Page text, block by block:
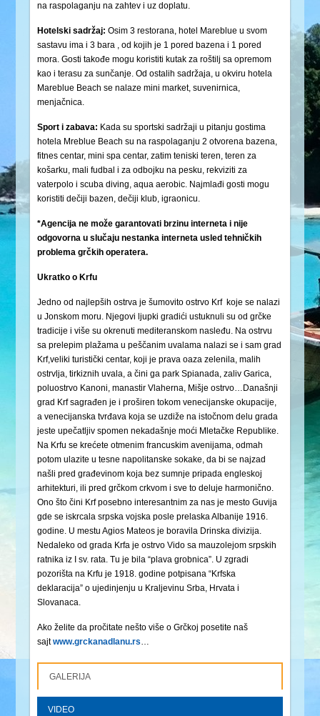
na raspolaganju na zahtev i uz doplatu.
Hotelski sadržaj: Osim 3 restorana, hotel Mareblue u svom
sastavu ima i 3 bara , od kojih je 1 pored bazena i 1 pored
mora. Gosti takođe mogu koristiti kutak za roštilj sa opremom
kao i terasu za sunčanje. Od ostalih sadržaja, u okviru hotela
Mareblue Beach se nalaze mini market, suvenirnica,
menjačnica.
Sport i zabava: Kada su sportski sadržaji u pitanju gostima
hotela Mreblue Beach su na raspolaganju 2 otvorena bazena,
fitnes centar, mini spa centar, zatim teniski teren, teren za
košarku, mali fudbal i za odbojku na pesku, rekviziti za
vaterpolo i scuba diving, aqua aerobic. Najmlađi gosti mogu
koristiti dečiji bazen, dečiji klub, igraonicu.
*Agencija ne može garantovati brzinu interneta i nije
odgovorna u slučaju nestanka interneta usled tehničkih
problema grčkih operatera.
Ukratko o Krfu
Jedno od najlepših ostrva je šumovito ostrvo Krf koje se nalazi
u Jonskom moru. Njegovi ljupki gradići ustuknuli su od grčke
tradicije i više su okrenuti mediteranskom nasleđu. Na ostrvu
sa prelepim plažama u peščanim uvalama nalazi se i sam grad
Krf,veliki turistički centar, koji je prava oaza zelenila, malih
ostrvlja, tirkiznih uvala, a čini ga park Spianada, zaliv Garica,
poluostrvo Kanoni, manastir Vlaherna, Mišje ostrvo…Današnji
grad Krf sagrađen je i proširen tokom venecijanske okupacije,
a venecijanska tvrđava koja se uzdiže na istočnom delu grada
jeste upečatljiv spomen nekadašnje moći Mletačke Republike.
Na Krfu se krećete otmenim francuskim avenijama, odmah
potom ulazite u tesne napolitanske sokake, da bi se najzad
našli pred građevinom koja bez sumnje pripada engleskoj
arhitekturi, ili pred grčkom crkvom i sve to deluje harmonično.
Ono što čini Krf posebno interesantnim za nas je mesto Guvija
gde se iskrcala srpska vojska posle prelaska Albanije 1916.
godine. U mestu Agios Mateos je boravila Drinska divizija.
Nedaleko od grada Krfa je ostrvo Vido sa mauzolejom srpskih
ratnika iz I sv. rata. Tu je bila “plava grobnica”. U zgradi
pozorišta na Krfu je 1918. godine potpisana “Krfska
deklaracija” o ujedinjenju u Kraljevinu Srba, Hrvata i
Slovanaca.
Ako želite da pročitate nešto više o Grčkoj posetite naš
sajtwww.grckanadlanu.rs…
GALERIJA
VIDEO